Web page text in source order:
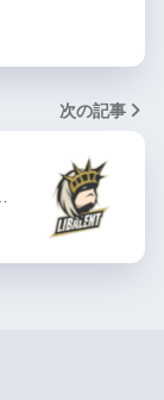
次の記事